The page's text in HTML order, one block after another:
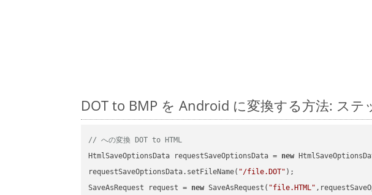
DOT to BMP を Android に変換する方法: ス
// への変換 DOT to HTML
HtmlSaveOptionsData requestSaveOptionsData = new
requestSaveOptionsData.setFileName( "/file.DOT" );
SaveAsRequest request = new SaveAsRequest( "file.HTML"